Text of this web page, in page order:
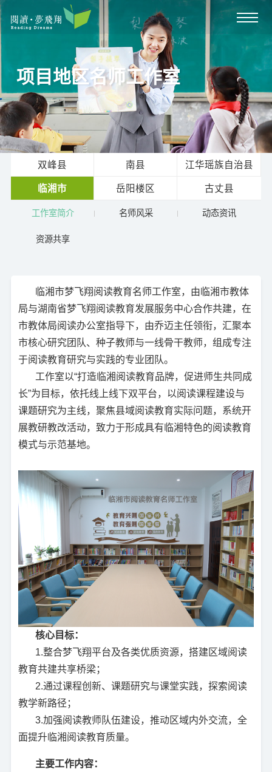
项目地区名师工作室
双峰县 南县 江华瑶族自治县
临湘市 岳阳楼区 古丈县
工作室简介 名师风采 动态资讯
资源共享
临湘市梦飞翔阅读教育名师工作室，由临湘市教体
局与湖南省梦飞翔阅读教育发展服务中心合作共建，在
市教体局阅读办公室指导下，由乔迈主任领衔，汇聚本
市核心研究团队、种子教师与一线骨干教师，组成专注
于阅读教育研究与实践的专业团队。
工作室以“打造临湘阅读教育品牌，促进师生共同成
长”为目标，依托线上线下双平台，以阅读课程建设与
课题研究为主线，聚焦县域阅读教育实际问题，系统开
展教研教改活动，致力于形成具有临湘特色的阅读教育
模式与示范基地。
核心目标：
1.整合梦飞翔平台及各类优质资源，搭建区域阅读
教育共建共享桥梁；
2.通过课程创新、课题研究与课堂实践，探索阅读
教学新路径；
3.加强阅读教师队伍建设，推动区域内外交流，全
面提升临湘阅读教育质量。
主要工作内容：